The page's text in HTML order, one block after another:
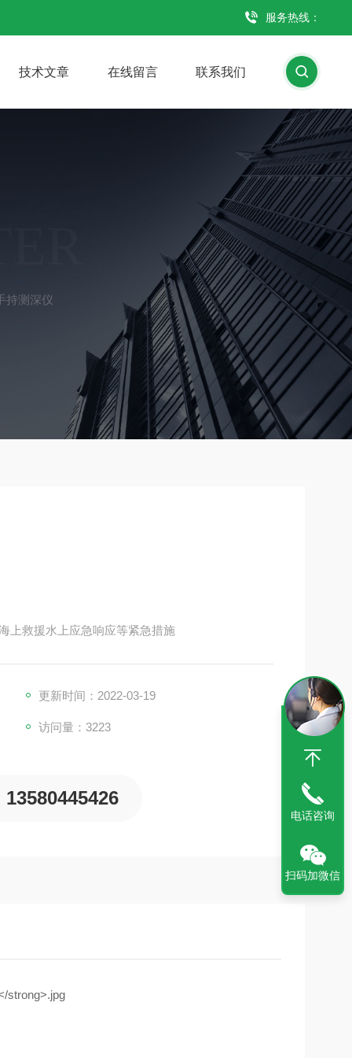
服务热线：
技术文章 在线留言 联系我们
持测深仪
上救援水上应急响应等紧急措施
更新时间：2022-03-19
访问量：3223
13580445426
电话咨询
扫码加微信